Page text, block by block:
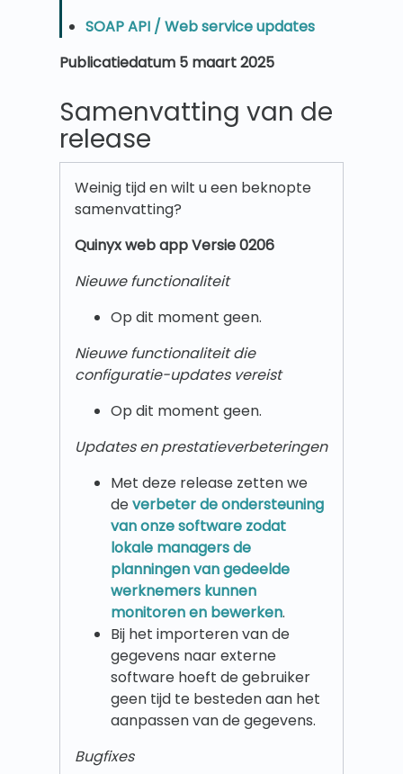
SOAP API / Web service updates
Publicatiedatum 5 maart 2025
Samenvatting van de
release
Weinig tijd en wilt u een beknopte
samenvatting?
Quinyx web app Versie 0206
Nieuwe functionaliteit
Op dit moment geen.
Nieuwe functionaliteit die
configuratie-updates vereist
Op dit moment geen.
Updates en prestatieverbeteringen
Met deze release zetten we
deverbeter de ondersteuning
van onze software zodat
lokale managers de
planningen van gedeelde
werknemers kunnen
monitoren en bewerken.
Bij het importeren van de
gegevens naar externe
software hoeft de gebruiker
geen tijd te besteden aan het
aanpassen van de gegevens.
Bugfixes